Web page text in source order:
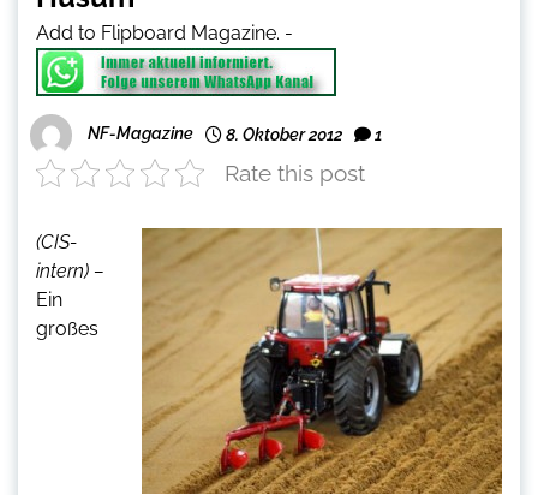
Add to Flipboard Magazine. -
NF-Magazine 8. Oktober 2012 1
Rate this post
(CIS-
intern) –
Ein
großes